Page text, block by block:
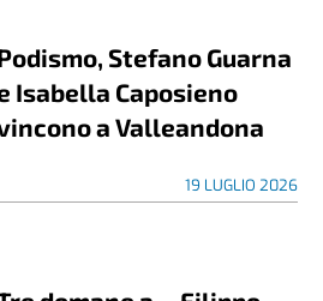
Stefano Guarna
Isabella Caposieno
a Valleandona
19 LUGLIO 2026